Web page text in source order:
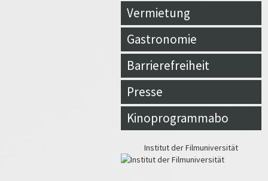
Vermietung
Gastronomie
Barrierefreiheit
Presse
Kinoprogrammabo
Institut der Filmuniversität